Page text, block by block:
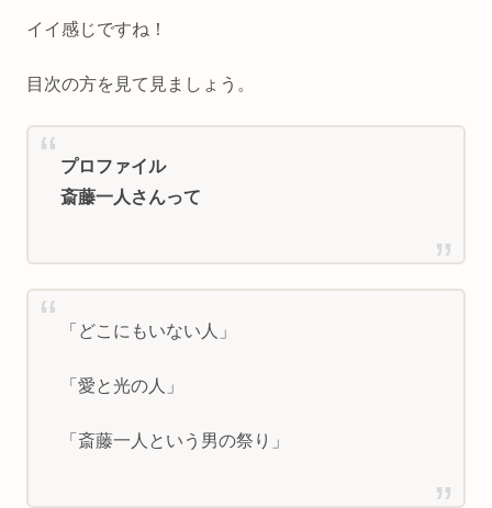
イイ感じですね！
目次の方を見て見ましょう。
プロファイル
斎藤一人さんって
「どこにもいない人」
「愛と光の人」
「斎藤一人という男の祭り」